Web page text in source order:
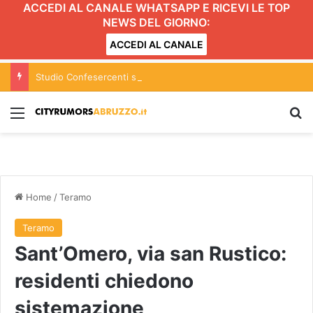
ACCEDI AL CANALE WHATSAPP E RICEVI LE TOP
NEWS DEL GIORNO:
ACCEDI AL CANALE
Menu
Home /Teramo
Teramo
Sant’Omero, via san Rustico:
residenti chiedono